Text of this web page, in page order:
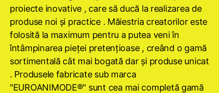
proiecte inovative , care să ducă la realizarea de
produse noi şi practice . Măiestria creatorilor este
folosită la maximum pentru a putea veni în
întâmpinarea pieţei pretenţioase , creând o gamă
sortimentală cât mai bogată dar şi produse unicat
. Produsele fabricate sub marca
"EUROANIMODE®" sunt cea mai completă gamă